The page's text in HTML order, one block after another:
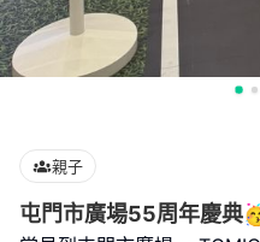
親子
屯門市廣場55周年慶典